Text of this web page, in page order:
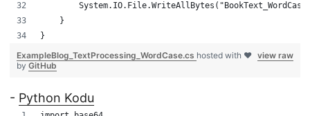
    }
}
view raw
ExampleBlog_TextProcessing_WordCase.cs hosted with ❤
by GitHub
- Python Kodu